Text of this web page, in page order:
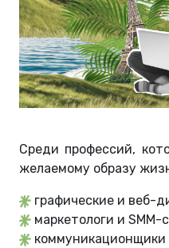
Среди профессий,
желаемому образу
графические и веб-
маркетологи и SMM-